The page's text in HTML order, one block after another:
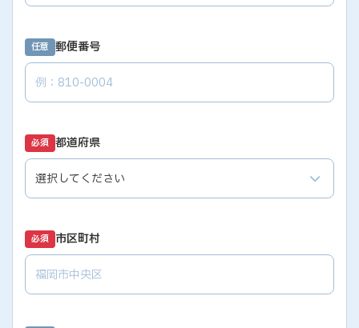
任意 郵便番号
必須 都道府県
必須 市区町村